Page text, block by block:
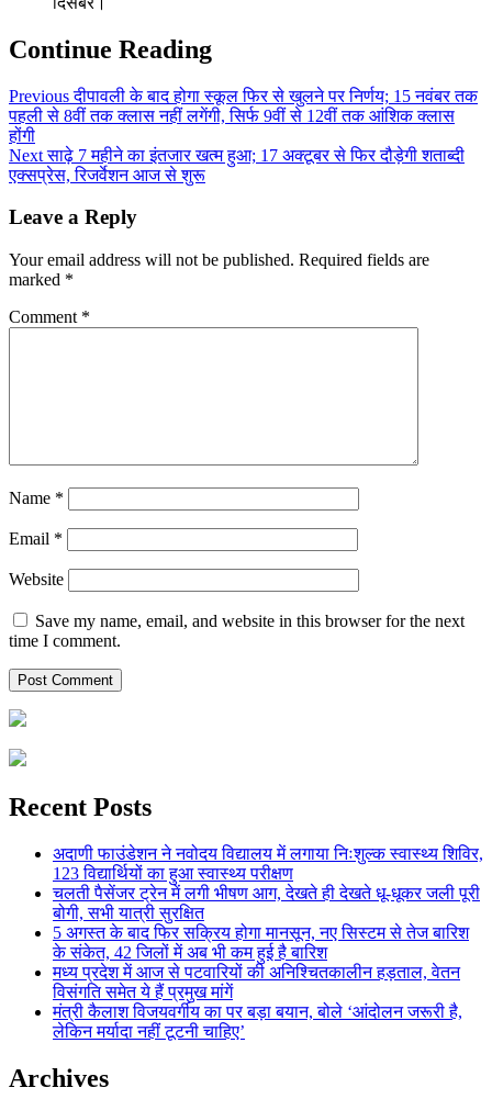
Continue Reading
Previousदीपावली के बाद होगा स्कूल फिर से खुलने पर निर्णय; 15 नवंबर तक
पहली से 8वीं तक क्लास नहीं लगेंगी, सिर्फ 9वीं से 12वीं तक आंशिक क्लास
होंगी
Nextसाढ़े 7 महीने का इंतजार खत्म हुआ; 17 अक्टूबर से फिर दौड़ेगी शताब्दी
एक्सप्रेस, रिजर्वेशन आज से शुरू
Leave a Reply
Your email address will not be published. Required fields are
marked *
Comment *
Name *
Email *
Website
Save my name, email, and website in this browser for the next
time I comment.
Recent Posts
अदाणी फाउंडेशन ने नवोदय विद्यालय में लगाया निःशुल्क स्वास्थ्य शिविर,
123 विद्यार्थियों का हुआ स्वास्थ्य परीक्षण
चलती पैसेंजर ट्रेन में लगी भीषण आग, देखते ही देखते धू-धूकर जली पूरी
बोगी, सभी यात्री सुरक्षित
5 अगस्त के बाद फिर सक्रिय होगा मानसून, नए सिस्टम से तेज बारिश
के संकेत, 42 जिलों में अब भी कम हुई है बारिश
मध्य प्रदेश में आज से पटवारियों की अनिश्चितकालीन हड़ताल, वेतन
विसंगति समेत ये हैं प्रमुख मांगें
मंत्री कैलाश विजयवर्गीय का पर बड़ा बयान, बोले ‘आंदोलन जरूरी है,
लेकिन मर्यादा नहीं टूटनी चाहिए’
Archives